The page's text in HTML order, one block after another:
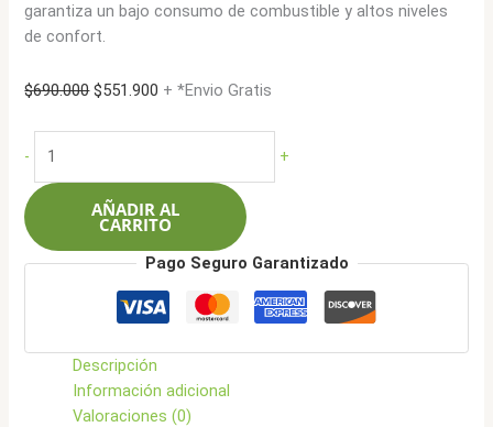
garantiza un bajo consumo de combustible y altos niveles
de confort.
$690.000El
$551.900 El
$551.900.
+ *Envio Gratis
-
205/55R16
91V
Powergy
cantidad
+
AÑADIR AL
CARRITO
Pago Seguro Garantizado
Descripción
Información adicional
Valoraciones (0)